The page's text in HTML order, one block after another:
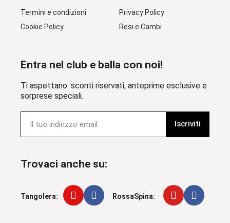
Termini e condizioni
Cookie Policy
Privacy Policy
Resi e Cambi
Entra nel club e balla con noi!
Ti aspettano: sconti riservati, anteprime esclusive e
sorprese speciali.
Iscriviti
Trovaci anche su:
Tangolera: RossaSpina: